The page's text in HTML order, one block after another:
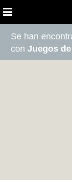
Se han
conJuegos